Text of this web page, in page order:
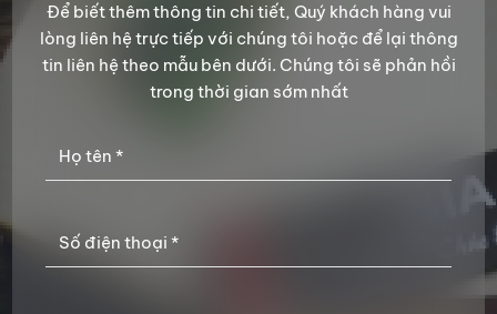
Để biết thêm thông tin chi tiết, Quý khách hàng vui
lòng liên hệ trực tiếp với chúng tôi hoặc để lại thông
tin liên hệ theo mẫu bên dưới. Chúng tôi sẽ phản hồi
trong thời gian sớm nhất